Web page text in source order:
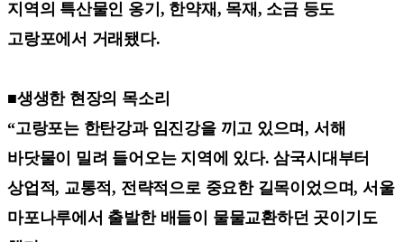
지역의 특산물인 옹기, 한약재, 목재, 소금 등도
고랑포에서 거래됐다.
■생생한 현장의 목소리
“고랑포는 한탄강과 임진강을 끼고 있으며, 서해
바닷물이 밀려 들어오는 지역에 있다. 삼국시대부터
상업적, 교통적, 전략적으로 중요한 길목이었으며, 서울
마포나루에서 출발한 배들이 물물교환하던 곳이기도